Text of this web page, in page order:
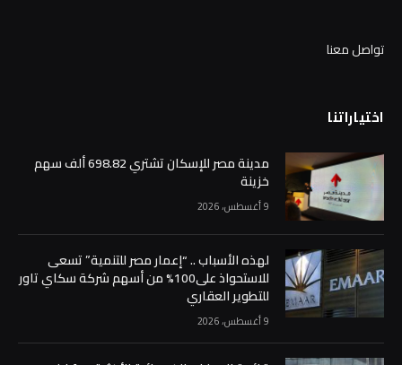
تواصل معنا
اختياراتنا
مدينة مصر للإسكان تشتري 698.82 ألف سهم
خزينة
9 أغسطس، 2026
لهذه الأسباب .. “إعمار مصر للتنمية” تسعى
للاستحواذ على100% من أسهم شركة سكاي تاور
للتطوير العقاري
9 أغسطس، 2026